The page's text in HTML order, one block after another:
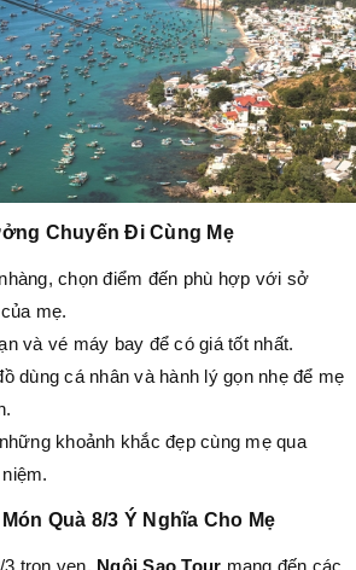
Chuyến Đi Cùng Mẹ
chọn điểm đến phù hợp với sở
mẹ.
và vé máy bay để có giá tốt nhất.
dùng cá nhân và hành lý gọn nhẹ để mẹ
khoảnh khắc đẹp cùng mẹ qua
Quà 8/3 Ý Nghĩa Cho Mẹ
trọn vẹn, Ngôi Sao Tour mang đến các